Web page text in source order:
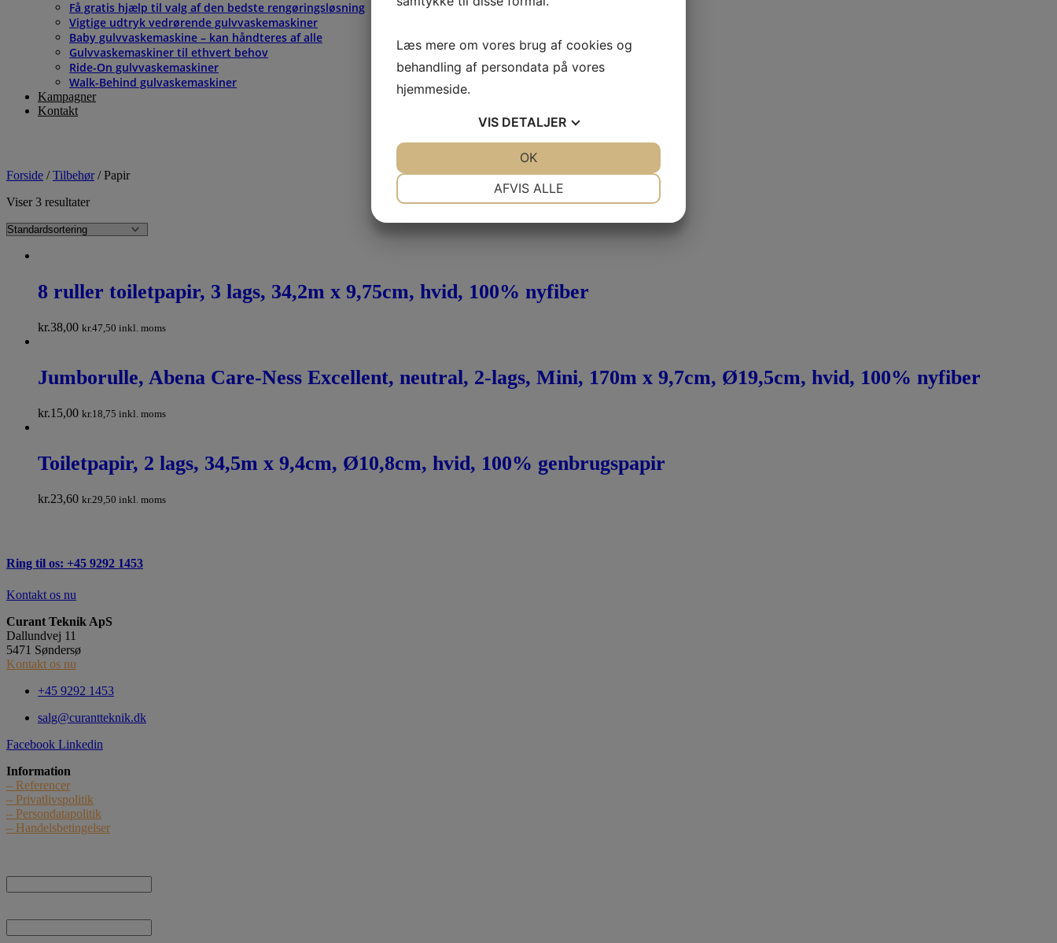
Få gratis hjælp til valg af den bedste rengøringsløsning
Vigtige udtryk vedrørende gulvvaskemaskiner
Baby gulvvaskemaskine – kan håndteres af alle
Gulvvaskemaskiner til ethvert behov
Ride-On gulvvaskemaskiner
Walk-Behind gulvaskemaskiner
Kampagner
Kontakt
Forside /Tilbehør/ Papir
Viser 3 resultater
8 ruller toiletpapir, 3 lags, 34,2m x 9,75cm, hvid, 100% nyfiber
kr.38,00 kr.47,50 inkl. moms
Jumborulle, Abena Care-Ness Excellent, neutral, 2-lags, Mini, 170m x 9,7cm, Ø19,5cm, hvid, 100% nyfiber
kr.15,00 kr.18,75 inkl. moms
Toiletpapir, 2 lags, 34,5m x 9,4cm, Ø10,8cm, hvid, 100% genbrugspapir
kr.23,60 kr.29,50 inkl. moms
Ring til os: +45 9292 1453
Kontakt os nu
Curant Teknik ApS
Dallundvej 11
5471 Søndersø
Kontakt os nu
+45 9292 1453
salg@curantteknik.dk
Facebook Linkedin
Information
– Referencer
– Privatlivspolitik
– Persondatapolitik
– Handelsbetingelser
Læs mere om vores brug af cookies og
behandling af persondata på vores
hjemmeside.
VIS DETALJER
AFVIS ALLE
OK